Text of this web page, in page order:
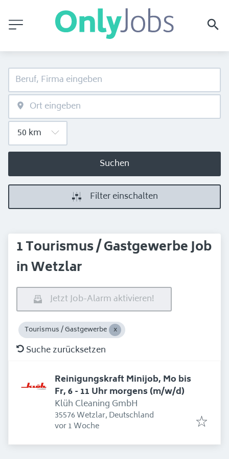
Suchen
Filter einschalten
1 Tourismus / Gastgewerbe Job
in Wetzlar
Jetzt Job-Alarm aktivieren!
Tourismus / Gastgewerbe
Suche zurücksetzen
Reinigungskraft Minijob, Mo bis
Fr, 6 - 11 Uhr morgens (m/w/d)
Klüh Cleaning GmbH
35576 Wetzlar, Deutschland
Erschienen:
vor 1 Woche